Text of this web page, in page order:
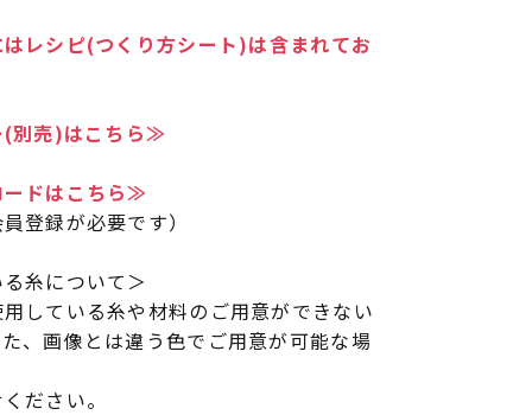
レシピ(つくり方シート)は含まれてお
(別売)はこちら≫
ードはこちら≫
登録が必要です）
糸について＞
している糸や材料のご用意ができない
、画像とは違う色でご用意が可能な場
ださい。